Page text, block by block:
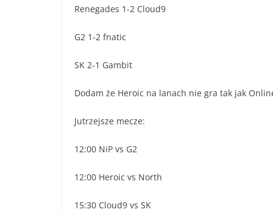
Renegades 1-2 Cloud9
G2 1-2 fnatic
SK 2-1 Gambit
Dodam że Heroic na lanach nie gra tak jak
Jutrzejsze mecze:
12:00 NiP vs G2
12:00 Heroic vs North
15:30 Cloud9 vs SK